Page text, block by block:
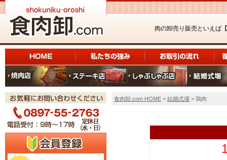
肉の卸売り販売といえば【
食肉卸.com HOME > 結婚式場 > 鶏肉